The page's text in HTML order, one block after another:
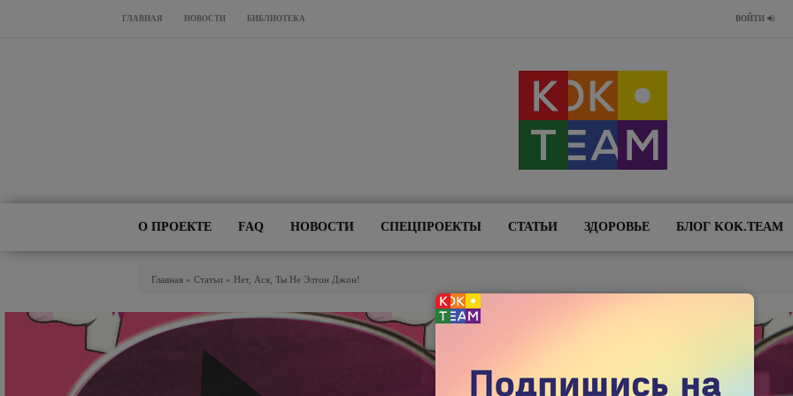
Перейти к основному содержанию
ГЛАВНАЯ НОВОСТИ БИБЛИОТЕКА ВОЙТИ
О ПРОЕКТЕ FAQ НОВОСТИ СПЕЦПРОЕКТЫ СТАТЬИ ЗДОРОВЬЕ БЛОГ KOK.TEAM
Главная » Статьи » Нет, Ася, Ты Не Элтон Джон!